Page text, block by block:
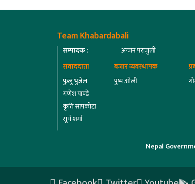
Team Khabardabali
सम्पादक :
अन्जन पराजुली
संवाददाता
फुलु भुजेल
गणेश पाण्डे
कृति सापकोटा
सूर्य शर्मा
बजार व्यवस्थापक
पुष्प ओली
Nepal